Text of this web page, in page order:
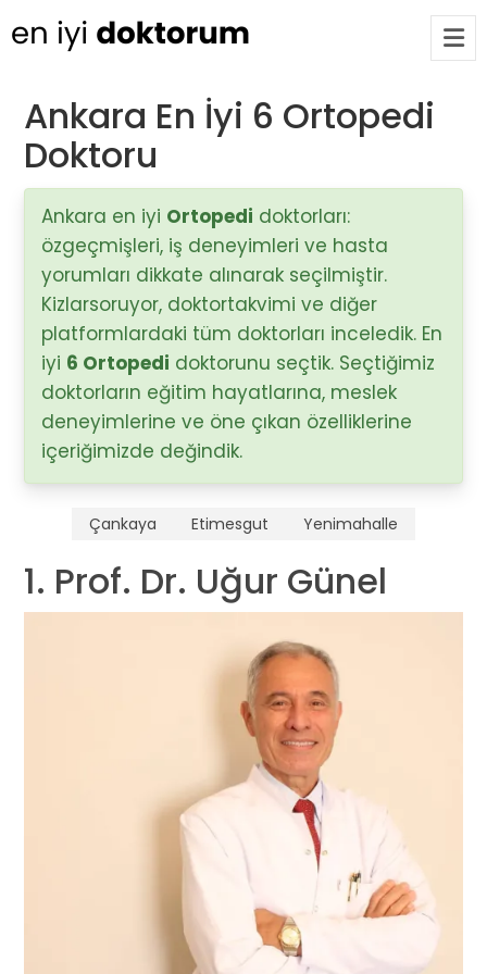
Op. Dr. Ayşecan Enmutlu
Adana / Seyhan
Doç. Dr. Songül Alemdaroğlu
Adana / Seyhan
Tüm Doktorlar
Tüm doktorları göster
Ankara En İyi 6 Ortopedi
Doktoru
Ankara en iyi Ortopedi doktorları:
özgeçmişleri, iş deneyimleri ve hasta
yorumları dikkate alınarak seçilmiştir.
Kizlarsoruyor, doktortakvimi ve diğer
platformlardaki tüm doktorları inceledik. En
iyi 6 Ortopedi doktorunu seçtik. Seçtiğimiz
doktorların eğitim hayatlarına, meslek
deneyimlerine ve öne çıkan özelliklerine
içeriğimizde değindik.
Çankaya Etimesgut Yenimahalle
1. Prof. Dr. Uğur Günel